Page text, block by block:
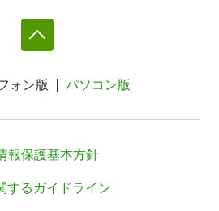
ォン版 パソコン版
報保護基本方針
するガイドライン